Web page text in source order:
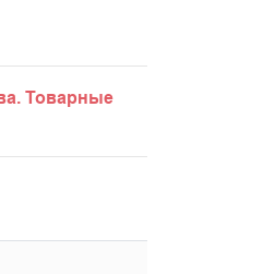
Товарные